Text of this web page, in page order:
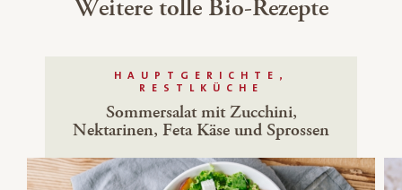
Weitere tolle Bio-Rezepte
HAUPTGERICHTE,
RESTLKÜCHE
Sommersalat mit Zucchini,
Nektarinen, Feta Käse und Sprossen